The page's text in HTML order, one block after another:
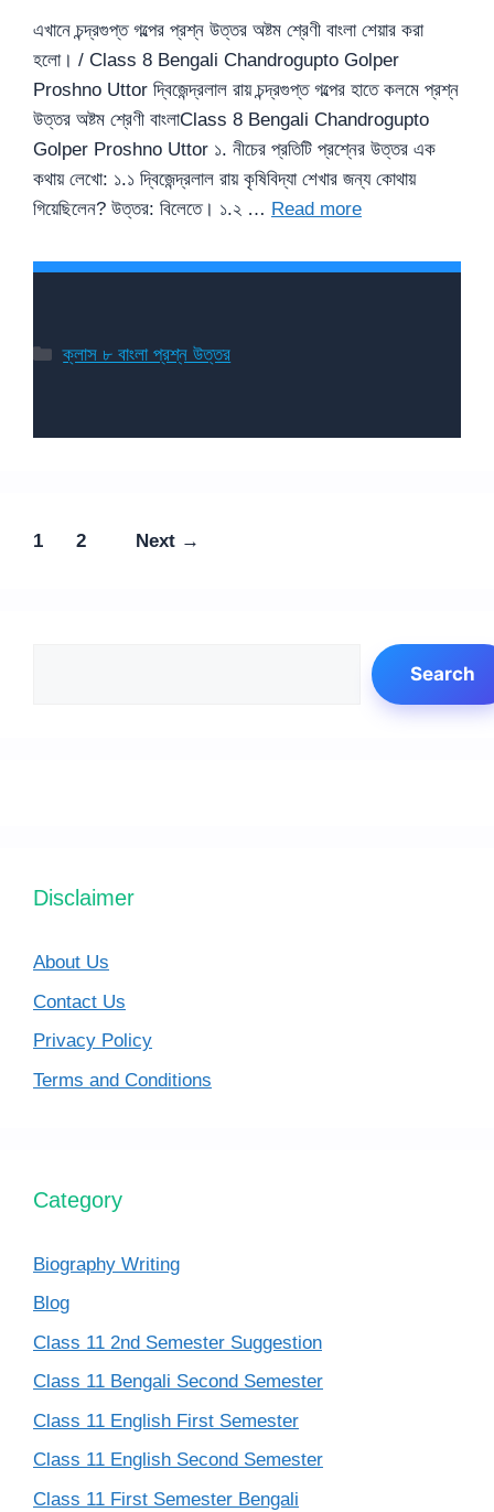
এখানে চন্দ্রগুপ্ত গল্পের প্রশ্ন উত্তর অষ্টম শ্রেণী বাংলা শেয়ার করা
হলো। / Class 8 Bengali Chandrogupto Golper
Proshno Uttor দ্বিজেন্দ্রলাল রায় চন্দ্রগুপ্ত গল্পের হাতে কলমে প্রশ্ন
উত্তর অষ্টম শ্রেণী বাংলাClass 8 Bengali Chandrogupto
Golper Proshno Uttor ১. নীচের প্রতিটি প্রশ্নের উত্তর এক
কথায় লেখো: ১.১ দ্বিজেন্দ্রলাল রায় কৃষিবিদ্যা শেখার জন্য কোথায়
গিয়েছিলেন? উত্তর: বিলেতে। ১.২ … Read more
Categories
ক্লাস ৮ বাংলা প্রশ্ন উত্তর
Page
1 Page
2 Next →
Search
Disclaimer
About Us
Contact Us
Privacy Policy
Terms and Conditions
Category
Biography Writing
Blog
Class 11 2nd Semester Suggestion
Class 11 Bengali Second Semester
Class 11 English First Semester
Class 11 English Second Semester
Class 11 First Semester Bengali